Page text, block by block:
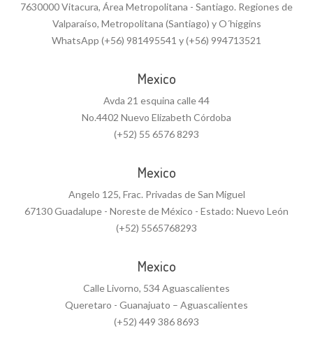
7630000 Vitacura, Área Metropolitana - Santiago. Regiones de
Valparaíso, Metropolitana (Santiago) y O´higgins
WhatsApp (+56) 981495541 y (+56) 994713521
Mexico
Avda 21 esquina calle 44
No.4402 Nuevo Elizabeth Córdoba
(+52) 55 6576 8293
Mexico
Angelo 125, Frac. Privadas de San Miguel
67130 Guadalupe - Noreste de México - Estado: Nuevo León
(+52) 5565768293
Mexico
Calle Livorno, 534 Aguascalientes
Queretaro - Guanajuato – Aguascalientes
(+52) 449 386 8693